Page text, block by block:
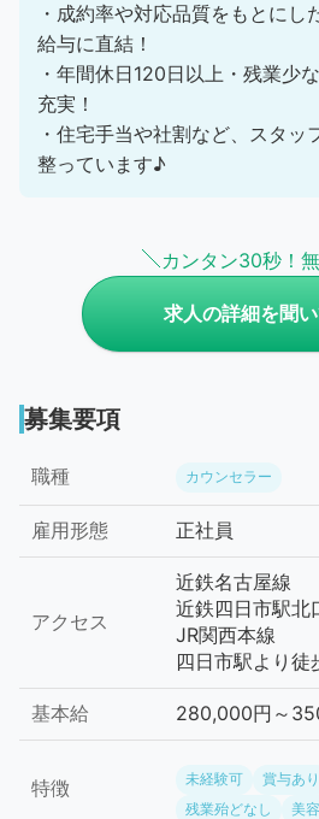
・成約率や対応品質をもとにし
給与に直結！
・年間休日120日以上・残業少
充実！
・住宅手当や社割など、スタッ
整っています♪
カンタン30秒！
求人の詳細を聞
募集要項
職種 カウンセラー
雇用形態 正社員
アクセス
近鉄名古屋線
近鉄四日市駅北
JR関西本線
四日市駅より徒
基本給 280,000円～
特徴 未経験可 賞与あり
残業殆どなし
美